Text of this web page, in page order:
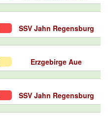
SSV Jahn Regensburg
Erzgebirge Aue
SSV Jahn Regensburg